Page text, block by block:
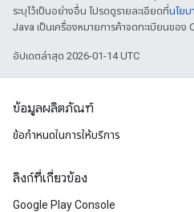
ระบุไว้เป็นอย่างอื่น โปรดดูรายละเอียดที่นโยบ
Java เป็นเครื่องหมายการค้าจดทะเบียนของ
อัปเดตล่าสุด 2026-01-14 UTC
ข้อมูลผลิตภัณฑ์
ข้อกำหนดในการให้บริการ
ลิงก์ที่เกี่ยวข้อง
Google Play Console